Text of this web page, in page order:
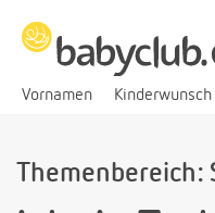
Vornamen Kinderwunsch